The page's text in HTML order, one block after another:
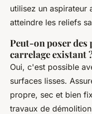
utilisez un aspirateur
atteindre les reliefs
Peut-on poser des
carrelage existant
Oui, c'est possible
surfaces lisses.
propre, sec et bien
travaux de